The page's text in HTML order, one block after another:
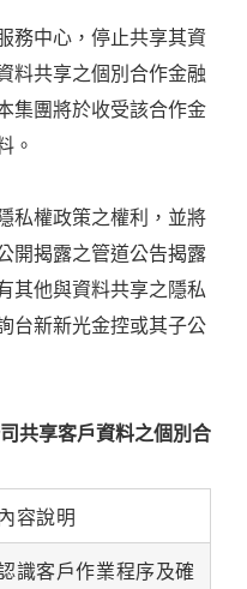
務中心，停止共享其資
料共享之個別合作金融
集團將於收受該合作金
。
私權政策之權利，並將
開揭露之管道公告揭露
其他與資料共享之隱私
台新新光金控或其子公
共享客戶資料之個別合
容說明
識客戶作業程序及確